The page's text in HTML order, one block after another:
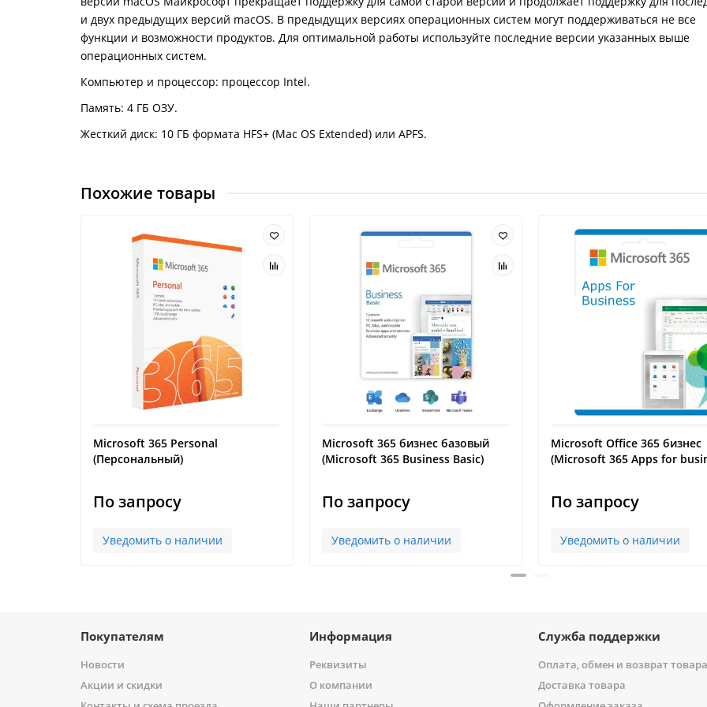
и двух предыдущих версий macOS. В предыдущих версиях операционных систем могут поддерживаться не все
функции и возможности продуктов. Для оптимальной работы используйте последние версии указанных выше
операционных систем.
Компьютер и процессор: процессор Intel.
Память: 4 ГБ ОЗУ.
Жесткий диск: 10 ГБ формата HFS+ (Mac OS Extended) или APFS.
Похожие товары
Microsoft 365 Personal
(Персональный)
По запросу
Уведомить о наличии
Microsoft 365 бизнес базовый
(Microsoft 365 Business Basic)
По запросу
Уведомить о наличии
Microsoft Office 365 бизнес
(Microsoft 365 Apps for
По запросу
Уведомить о наличии
Покупателям
Новости
Акции и скидки
Информация
Реквизиты
О компании
Служба поддержки
Оплата, обмен и возврат товара
Доставка товара